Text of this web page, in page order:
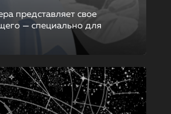
представляет свое
— специально для